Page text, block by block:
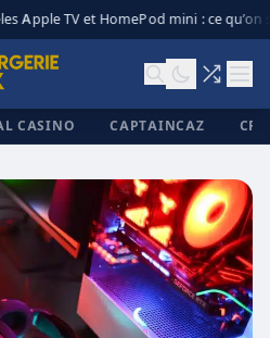
Apple TV et HomePod mini : ce qu’on
CASINO CAPTAINCAZ
✕